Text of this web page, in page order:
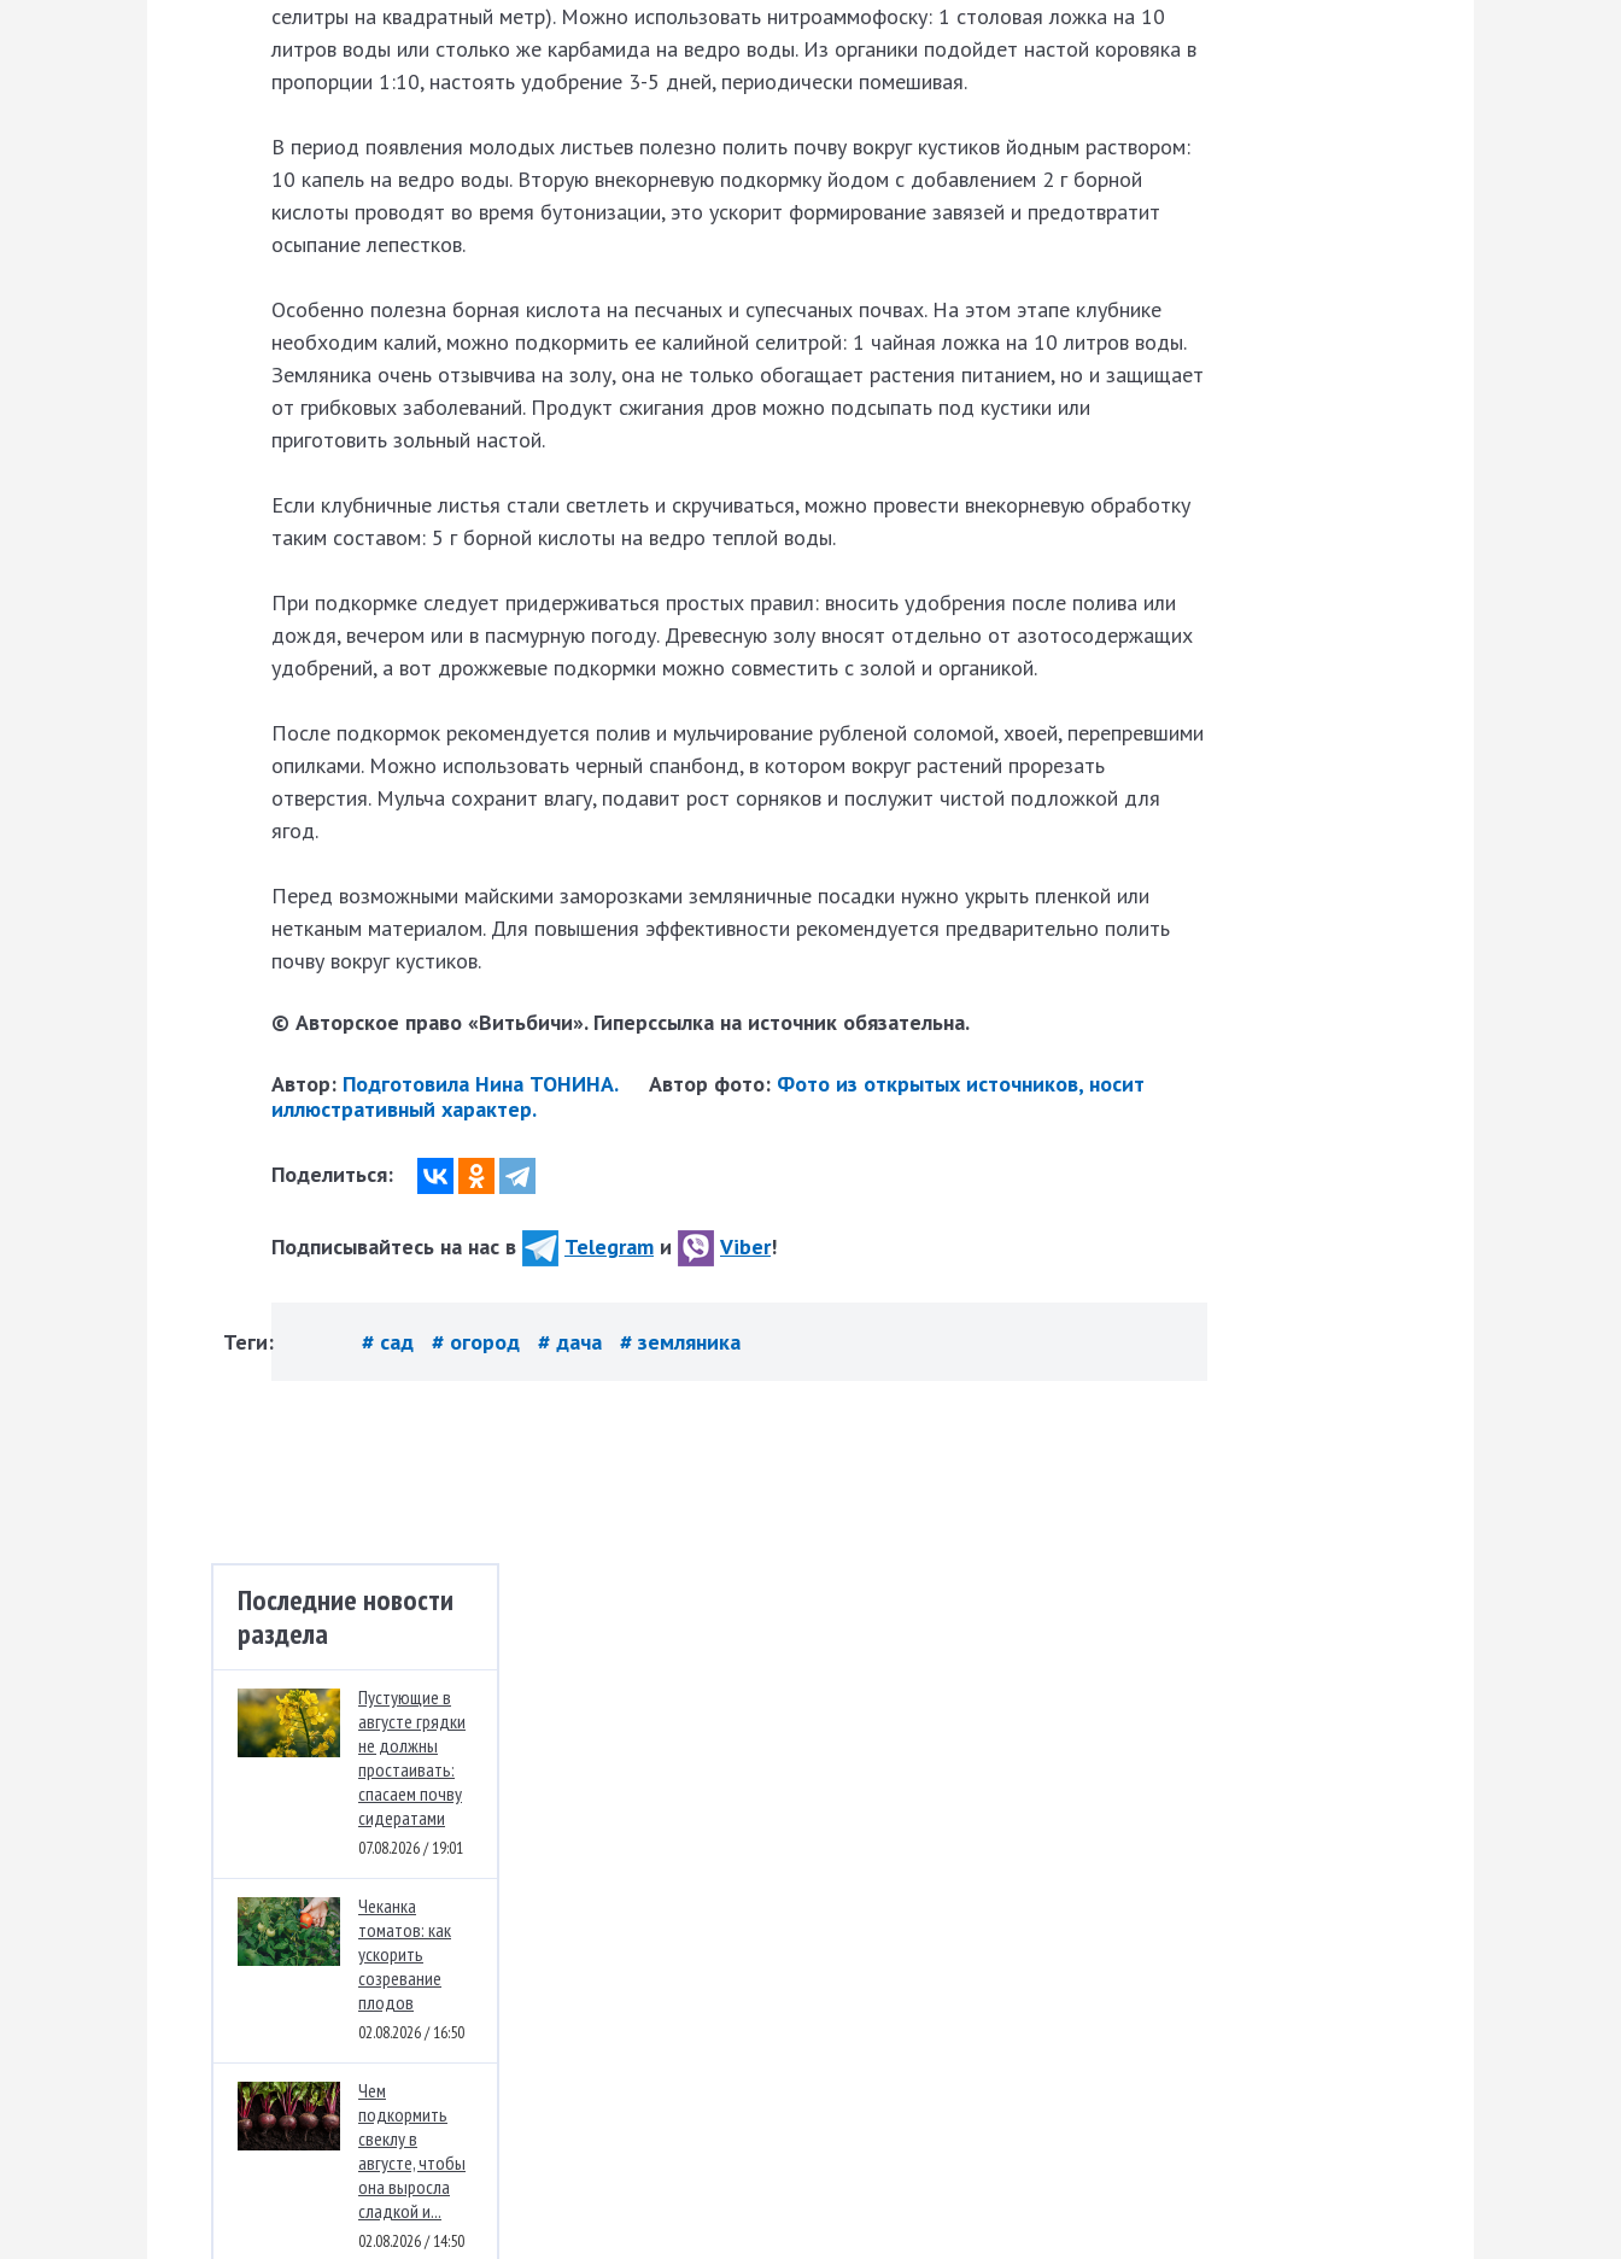
селитры на квадратный метр). Можно использовать нитроаммофоску: 1 столовая ложка на 10
литров воды или столько же карбамида на ведро воды. Из органики подойдет настой коровяка в
пропорции 1:10, настоять удобрение 3-5 дней, периодически помешивая.
В период появления молодых листьев полезно полить почву вокруг кустиков йодным раствором:
10 капель на ведро воды. Вторую внекорневую подкормку йодом с добавлением 2 г борной
кислоты проводят во время бутонизации, это ускорит формирование завязей и предотвратит
осыпание лепестков.
Особенно полезна борная кислота на песчаных и супесчаных почвах. На этом этапе клубнике
необходим калий, можно подкормить ее калийной селитрой: 1 чайная ложка на 10 литров воды.
Земляника очень отзывчива на золу, она не только обогащает растения питанием, но и защищает
от грибковых заболеваний. Продукт сжигания дров можно подсыпать под кустики или
приготовить зольный настой.
Если клубничные листья стали светлеть и скручиваться, можно провести внекорневую обработку
таким составом: 5 г борной кислоты на ведро теплой воды.
При подкормке следует придерживаться простых правил: вносить удобрения после полива или
дождя, вечером или в пасмурную погоду. Древесную золу вносят отдельно от азотосодержащих
удобрений, а вот дрожжевые подкормки можно совместить с золой и органикой.
После подкормок рекомендуется полив и мульчирование рубленой соломой, хвоей, перепревшими
опилками. Можно использовать черный спанбонд, в котором вокруг растений прорезать
отверстия. Мульча сохранит влагу, подавит рост сорняков и послужит чистой подложкой для
ягод.
Перед возможными майскими заморозками земляничные посадки нужно укрыть пленкой или
нетканым материалом. Для повышения эффективности рекомендуется предварительно полить
почву вокруг кустиков.
© Авторское право «Витьбичи». Гиперссылка на источник обязательна.
Автор: Подготовила Нина ТОНИНА. Автор фото: Фото из открытых источников, носит
иллюстративный характер.
Поделиться:
Подписывайтесь на нас в Telegram и Viber!
Теги: # сад # огород # дача # земляника
Последние новости
раздела
Пустующие в
августе грядки
не должны
простаивать:
спасаем почву
сидератами
07.08.2026 / 19:01
Чеканка
томатов: как
ускорить
созревание
плодов
02.08.2026 / 16:50
Чем
подкормить
свеклу в
августе, чтобы
она выросла
сладкой и...
02.08.2026 / 14:50